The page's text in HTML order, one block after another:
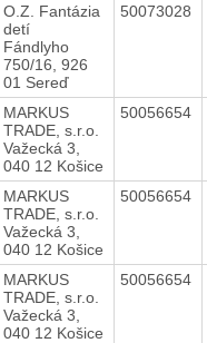
O.Z. Fantázia
detí
Fándlyho
750/16, 926
01 Sereď
50073028
MARKUS
TRADE, s.r.o.
Važecká 3,
040 12 Košice
50056654
MARKUS
TRADE, s.r.o.
Važecká 3,
040 12 Košice
50056654
MARKUS
TRADE, s.r.o.
Važecká 3,
040 12 Košice
50056654